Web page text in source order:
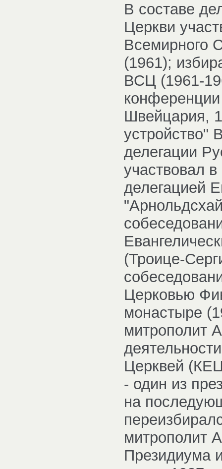
В составе
Церкви
Всемирного
(1961);
ВСЦ (1961-
Швейцария,
устройство"
делегации
участвовал
делегацией
(Троице-
Церковью
монастыре
митрополит
Церквей
- один из
на
митрополит
Президиума